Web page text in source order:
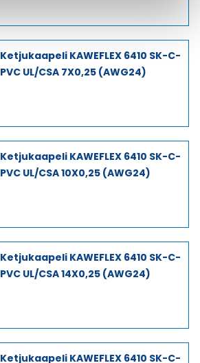
Ketjukaapeli KAWEFLEX 6410 SK-C-
PVC UL/CSA 7X0,25 (AWG24)
Ketjukaapeli KAWEFLEX 6410 SK-C-
PVC UL/CSA 10X0,25 (AWG24)
Ketjukaapeli KAWEFLEX 6410 SK-C-
PVC UL/CSA 14X0,25 (AWG24)
Ketjukaapeli KAWEFLEX 6410 SK-C-